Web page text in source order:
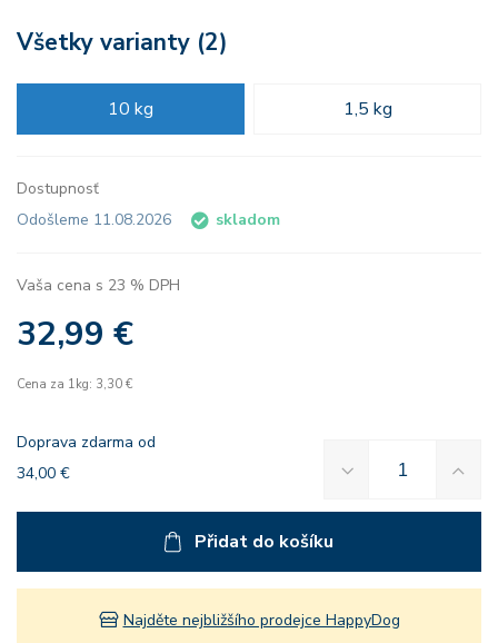
Všetky varianty (2)
10 kg 1,5 kg
Dostupnosť
Odošleme 11.08.2026
skladom
Vaša cena s 23 % DPH
32,99 €
Cena za 1kg: 3,30 €
Doprava zdarma od
34,00 €
Přidat do košíku
Najděte nejbližšího prodejce HappyDog